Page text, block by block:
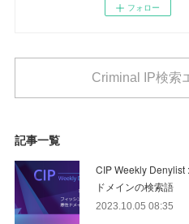
フォロー
Criminal IP検索
記事一覧
CIP Weekly Denylist
ドメインの検索語
2023.10.05 08:35